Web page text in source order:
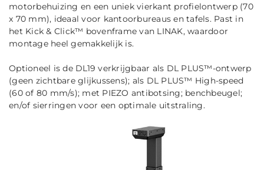
motorbehuizing en een uniek vierkant profielontwerp (70
x 70 mm), ideaal voor kantoorbureaus en tafels. Past in
het Kick & Click™ bovenframe van LINAK, waardoor
montage heel gemakkelijk is.
Optioneel is de DL19 verkrijgbaar als DL PLUS™-ontwerp
(geen zichtbare glijkussens); als DL PLUS™ High-speed
(60 of 80 mm/s); met PIEZO antibotsing; benchbeugel;
en/of sierringen voor een optimale uitstraling.